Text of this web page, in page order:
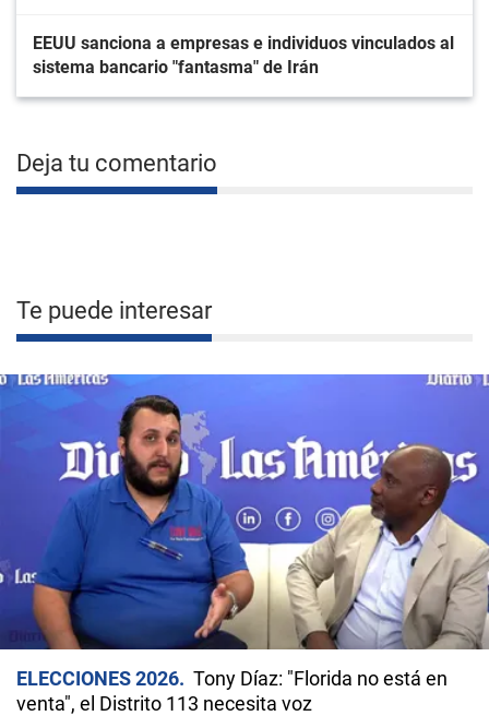
EEUU sanciona a empresas e individuos vinculados al
sistema bancario "fantasma" de Irán
Deja tu comentario
Te puede interesar
ELECCIONES 2026
Tony Díaz: "Florida no está en
venta", el Distrito 113 necesita voz